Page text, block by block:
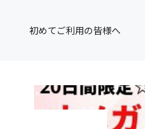
初めてご利用の皆様へ